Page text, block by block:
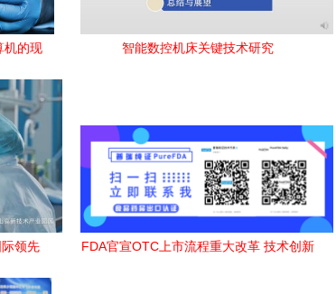
机的现
智能数控机床关键技术研究
领先
FDA官宣OTC上市流程重大改革 技术创新